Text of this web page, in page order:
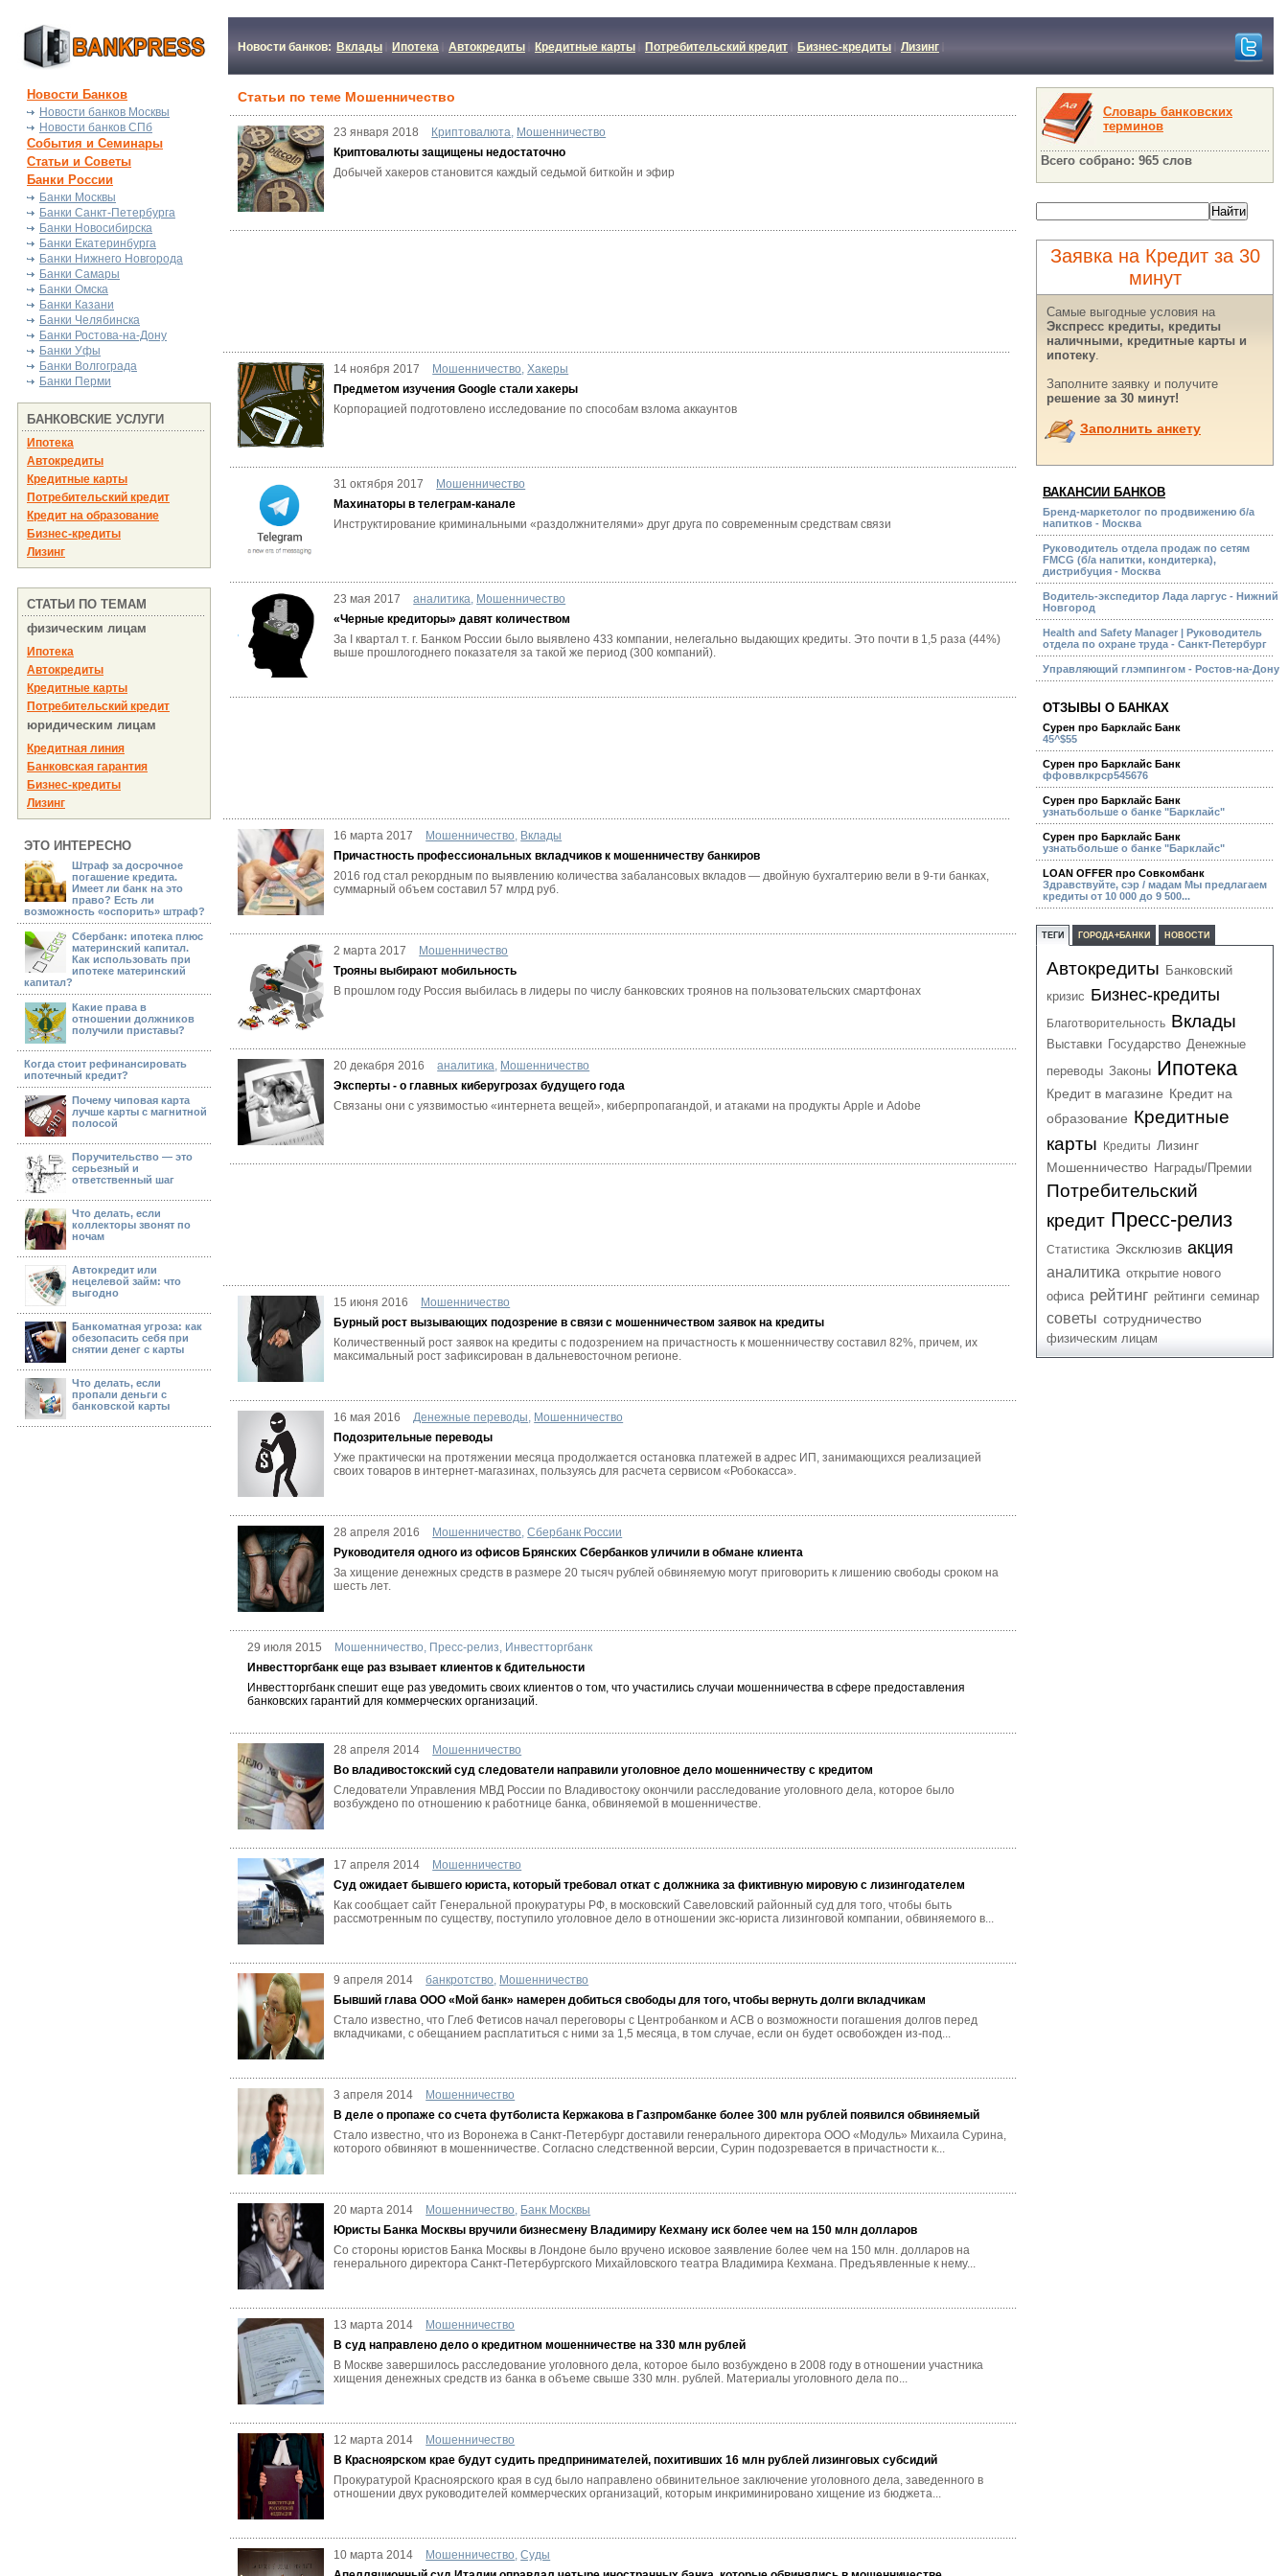
Новости банков: Вклады Ипотека Автокредиты Кредитные карты Потребительский кредит Бизнес-кредиты Лизинг
Новости Банков
Новости банков Москвы
Новости банков СПб
События и Семинары
Статьи и Советы
Банки России
Банки Москвы
Банки Санкт-Петербурга
Банки Новосибирска
Банки Екатеринбурга
Банки Нижнего Новгорода
Банки Самары
Банки Омска
Банки Казани
Банки Челябинска
Банки Ростова-на-Дону
Банки Уфы
Банки Волгограда
Банки Перми
БАНКОВСКИЕ УСЛУГИ
Ипотека
Автокредиты
Кредитные карты
Потребительский кредит
Кредит на образование
Бизнес-кредиты
Лизинг
СТАТЬИ ПО ТЕМАМ
физическим лицам
Ипотека
Автокредиты
Кредитные карты
Потребительский кредит
юридическим лицам
Кредитная линия
Банковская гарантия
Бизнес-кредиты
Лизинг
ЭТО ИНТЕРЕСНО
Штраф за досрочное
погашение кредита.
Имеет ли банк на это
право? Есть ли
возможность «оспорить» штраф?
Сбербанк: ипотека плюс
материнский капитал.
Как использовать при
ипотеке материнский
капитал?
Какие права в
отношении должников
получили приставы?
Когда стоит рефинансировать
ипотечный кредит?
Почему чиповая карта
лучше карты с магнитной
полосой
Поручительство — это
серьезный и
ответственный шаг
Что делать, если
коллекторы звонят по
ночам
Автокредит или
нецелевой займ: что
выгодно
Банкоматная угроза: как
обезопасить себя при
снятии денег с карты
Что делать, если
пропали деньги с
банковской карты
Статьи по теме Мошенничество
23 января 2018 Криптовалюта, Мошенничество
Криптовалюты защищены недостаточно
Добычей хакеров становится каждый седьмой биткойн и эфир
14 ноября 2017 Мошенничество,Хакеры
Предметом изучения Google стали хакеры
Корпорацией подготовлено исследование по способам взлома аккаунтов
31 октября 2017
Мошенничество
Махинаторы в телеграм-канале
Инструктирование криминальными «раздолжнителями» друг друга по современным средствам связи
23 мая 2017 аналитика, Мошенничество
«Черные кредиторы» давят количеством
За I квартал т. г. Банком России было выявлено 433 компании, нелегально выдающих кредиты. Это почти в 1,5 раза (44%)
выше прошлогоднего показателя за такой же период (300 компаний).
16 марта 2017 Мошенничество, Вклады
Причастность профессиональных вкладчиков к мошенничеству банкиров
2016 год стал рекордным по выявлению количества забалансовых вкладов — двойную бухгалтерию вели в 9-ти банках,
суммарный объем составил 57 млрд руб.
2 марта 2017
Мошенничество
Трояны выбирают мобильность
В прошлом году Россия выбилась в лидеры по числу банковских троянов на пользовательских смартфонах
20 декабря 2016 аналитика, Мошенничество
Эксперты - о главных киберугрозах будущего года
Связаны они с уязвимостью «интернета вещей», киберпропагандой, и атаками на продукты Apple и Adobe
15 июня 2016
Мошенничество
Бурный рост вызывающих подозрение в связи с мошенничеством заявок на кредиты
Количественный рост заявок на кредиты с подозрением на причастность к мошенничеству составил 82%, причем, их
максимальный рост зафиксирован в дальневосточном регионе.
16 мая 2016 Денежные переводы, Мошенничество
Подозрительные переводы
Уже практически на протяжении месяца продолжается остановка платежей в адрес ИП, занимающихся реализацией
своих товаров в интернет-магазинах, пользуясь для расчета сервисом «Робокасса».
28 апреля 2016 Мошенничество,Сбербанк России
Руководителя одного из офисов Брянских Сбербанков уличили в обмане клиента
За хищение денежных средств в размере 20 тысяч рублей обвиняемую могут приговорить к лишению свободы сроком на
шесть лет.
29 июля 2015 Мошенничество, Пресс-релиз, Инвестторгбанк
Инвестторгбанк еще раз взывает клиентов к бдительности
Инвестторгбанк спешит еще раз уведомить своих клиентов о том, что участились случаи мошенничества в сфере предоставления
банковских гарантий для коммерческих организаций.
28 апреля 2014
Мошенничество
Во владивостокский суд следователи направили уголовное дело мошенничеству с кредитом
Следователи Управления МВД России по Владивостоку окончили расследование уголовного дела, которое было
возбуждено по отношению к работнице банка, обвиняемой в мошенничестве.
17 апреля 2014
Мошенничество
Суд ожидает бывшего юриста, который требовал откат с должника за фиктивную мировую с лизингодателем
Как сообщает сайт Генеральной прокуратуры РФ, в московский Савеловский районный суд для того, чтобы быть
рассмотренным по существу, поступило уголовное дело в отношении экс-юриста лизинговой компании, обвиняемого в...
9 апреля 2014 банкротство, Мошенничество
Бывший глава ООО «Мой банк» намерен добиться свободы для того, чтобы вернуть долги вкладчикам
Стало известно, что Глеб Фетисов начал переговоры с Центробанком и АСВ о возможности погашения долгов перед
вкладчиками, с обещанием расплатиться с ними за 1,5 месяца, в том случае, если он будет освобожден из-под...
3 апреля 2014
Мошенничество
В деле о пропаже со счета футболиста Кержакова в Газпромбанке более 300 млн рублей появился обвиняемый
Стало известно, что из Воронежа в Санкт-Петербург доставили генерального директора ООО «Модуль» Михаила Сурина,
которого обвиняют в мошенничестве. Согласно следственной версии, Сурин подозревается в причастности к...
20 марта 2014 Мошенничество, Банк Москвы
Юристы Банка Москвы вручили бизнесмену Владимиру Кехману иск более чем на 150 млн долларов
Со стороны юристов Банка Москвы в Лондоне было вручено исковое заявление более чем на 150 млн. долларов на
генерального директора Санкт-Петербургского Михайловского театра Владимира Кехмана. Предъявленные к нему...
13 марта 2014
Мошенничество
В суд направлено дело о кредитном мошенничестве на 330 млн рублей
В Москве завершилось расследование уголовного дела, которое было возбуждено в 2008 году в отношении участника
хищения денежных средств из банка в объеме свыше 330 млн. рублей. Материалы уголовного дела по...
12 марта 2014
Мошенничество
В Красноярском крае будут судить предпринимателей, похитивших 16 млн рублей лизинговых субсидий
Прокуратурой Красноярского края в суд было направлено обвинительное заключение уголовного дела, заведенного в
отношении двух руководителей коммерческих организаций, которым инкриминировано хищение из бюджета...
10 марта 2014 Мошенничество,Суды
Словарь банковских
терминов
Всего собрано: 965 слов
Заявка на Кредит за 30
минут
Самые выгодные условия на
Экспресс кредиты, кредиты
наличными, кредитные карты и
ипотеку.
Заполните заявку и получите
решение за 30 минут!
Заполнить анкету
ВАКАНСИИ БАНКОВ
Бренд-маркетолог по продвижению б/а
напитков - Москва
Руководитель отдела продаж по сетям
FMCG (б/а напитки, кондитерка),
дистрибуция - Москва
Водитель-экспедитор Лада ларгус - Нижний
Новгород
Health and Safety Manager | Руководитель
отдела по охране труда - Санкт-Петербург
Управляющий глэмпингом - Ростов-на-Дону
ОТЗЫВЫ О БАНКАХ
Сурен про Барклайс Банк
45^$55
Сурен про Барклайс Банк
ффоввлкрср545676
Сурен про Барклайс Банк
узнатьбольше о банке "Барклайс"
Сурен про Барклайс Банк
узнатьбольше о банке "Барклайс"
LOAN OFFER про Совкомбанк
Здравствуйте, сэр / мадам Мы предлагаем
кредиты от 10 000 до 9 500...
ТЕГИ ГОРОДА+БАНКИ НОВОСТИ
Автокредиты Банковский
кризис Бизнес-кредиты
Благотворительность Вклады
Выставки Государство Денежные
переводы Законы Ипотека
Кредит в магазине Кредит на
образование Кредитные
карты
Кредиты Лизинг
Мошенничество Награды/Премии
Потребительский
кредит Пресс-релиз
Статистика Эксклюзив акция
аналитика открытие нового
офиса рейтинг рейтинги семинар
советы сотрудничество
физическим лицам